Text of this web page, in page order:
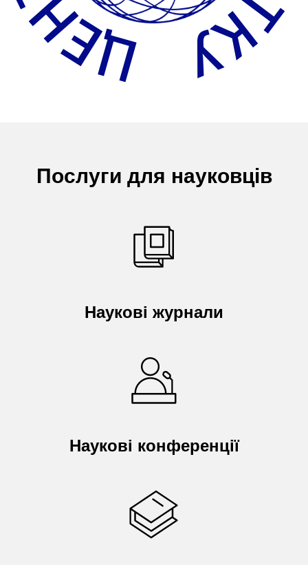
Послуги для науковців
Наукові журнали
Наукові конференції